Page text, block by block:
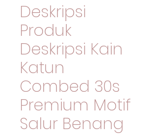
Deskripsi
Produk
Deskripsi Kain
Katun
Combed 30s
Premium Motif
Salur Benang